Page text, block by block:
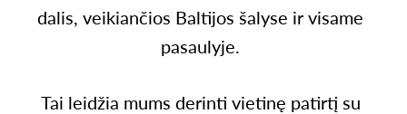
dalis, veikiančios Baltijos šalyse ir visame
pasaulyje.
Tai leidžia mums derinti vietinę patirtį su